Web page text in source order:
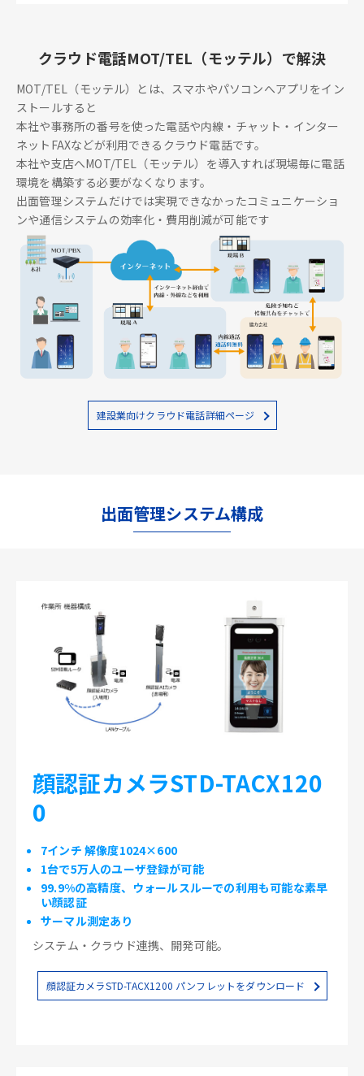
クラウド電話MOT/TEL（モッテル）で解決
MOT/TEL（モッテル）とは、スマホやパソコンへアプリをイン
ストールすると
本社や事務所の番号を使った電話や内線・チャット・インター
ネットFAXなどが利用できるクラウド電話です。
本社や支店へMOT/TEL（モッテル）を導入すれば現場毎に電話
環境を構築する必要がなくなります。
出面管理システムだけでは実現できなかったコミュニケーショ
ンや通信システムの効率化・費用削減が可能です
建設業向けクラウド電話詳細ページ
出面管理システム構成
顔認証カメラSTD-TACX120
0
7インチ 解像度1024×600
1台で5万人のユーザ登録が可能
99.9%の高精度、ウォールスルーでの利用も可能な素早
い顔認証
サーマル測定あり
システム・クラウド連携、開発可能。
顔認証カメラSTD-TACX1200 パンフレットをダウンロード